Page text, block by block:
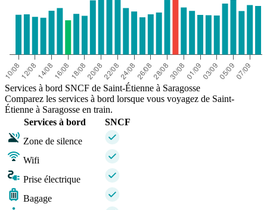
Services à bord SNCF de Saint-Étienne à Saragosse
Comparez les services à bord lorsque vous voyagez de Saint-
Étienne à Saragosse en train.
Services à bord
SNCF
Zone de silence
Wifi
Prise électrique
Bagage